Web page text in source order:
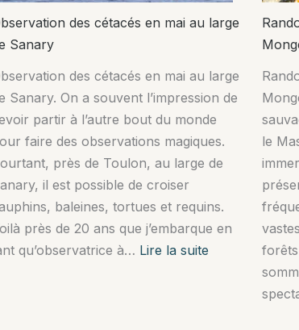
des cétacés en mai au large
Sanary
des cétacés en mai au large
Sanary. On a souvent l’impression de
partir à l’autre bout du monde
faire des observations magiques.
près de Toulon, au large de
il est possible de croiser
baleines, tortues et requins.
près de 20 ans que j’embarque en
qu’observatrice à… Lire la suite
Observation
le
forêts